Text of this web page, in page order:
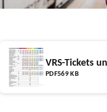
VRS-Tickets
PDF569 KB